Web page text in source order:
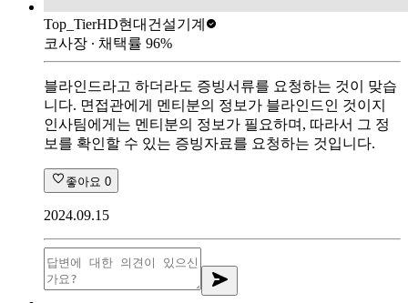
Top_TierHD현대건설기계
코사장 ∙ 채택률 96%
블라인드라고 하더라도 증빙서류를 요청하는 것이 맞습
니다. 면접관에게 멘티분의 정보가 블라인드인 것이지
인사팀에게는 멘티분의 정보가 필요하며, 따라서 그 정
보를 확인할 수 있는 증빙자료를 요청하는 것입니다.
좋아요 0
2024.09.15